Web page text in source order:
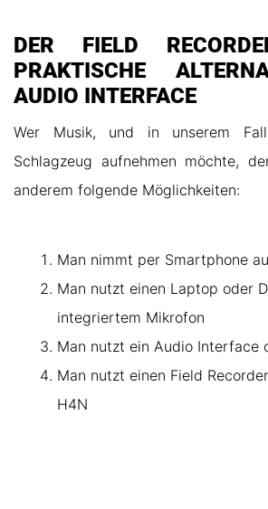
DER FIELD
PRAKTISCHE
AUDIO INTERFACE
Wer Musik, und in unserem
Schlagzeug aufnehmen möchte,
anderem folgende Möglichkeiten:
Man nimmt per Smartphone
Man nutzt einen Laptop oder
integriertem Mikrofon
Man nutzt ein Audio Interface
Man nutzt einen Field
H4N